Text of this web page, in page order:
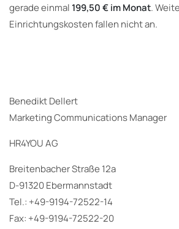
gerade einmal 199,50 € im Monat.
Einrichtungskosten fallen nicht an.
Benedikt Dellert
Marketing Communications Manager
HR4YOU AG
Breitenbacher Straße 12a
D-91320 Ebermannstadt
Tel.: +49-9194-72522-14
Fax: +49-9194-72522-20